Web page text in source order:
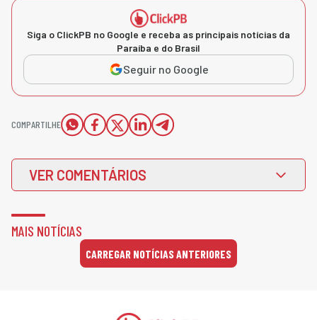
Siga o ClickPB no Google e receba as principais notícias da
Paraíba e do Brasil
Seguir no Google
COMPARTILHE
VER COMENTÁRIOS
MAIS NOTÍCIAS
CARREGAR NOTÍCIAS ANTERIORES